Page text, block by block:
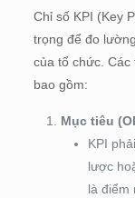
Chỉ số KPI (Key
trọng để đo
của tổ chức. Các
bao gồm:
Mục tiêu
KPI
lược
là điểm